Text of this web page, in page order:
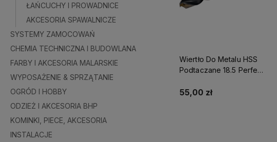
ŁAŃCUCHY I PROWADNICE
AKCESORIA SPAWALNICZE
SYSTEMY ZAMOCOWAŃ
CHEMIA TECHNICZNA I BUDOWLANA
FARBY I AKCESORIA MALARSKIE
WYPOSAŻENIE & SPRZĄTANIE
OGRÓD I HOBBY
ODZIEŻ I AKCESORIA BHP
KOMINKI, PIECE, AKCESORIA
INSTALACJE
Wiertło Do Metalu HSS
Podtaczane 18.5 Perfect
55,00 zł